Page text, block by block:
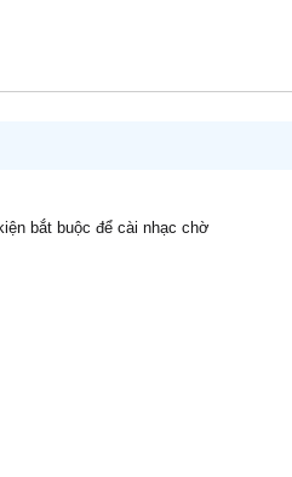
bắt buộc để cài nhạc chờ